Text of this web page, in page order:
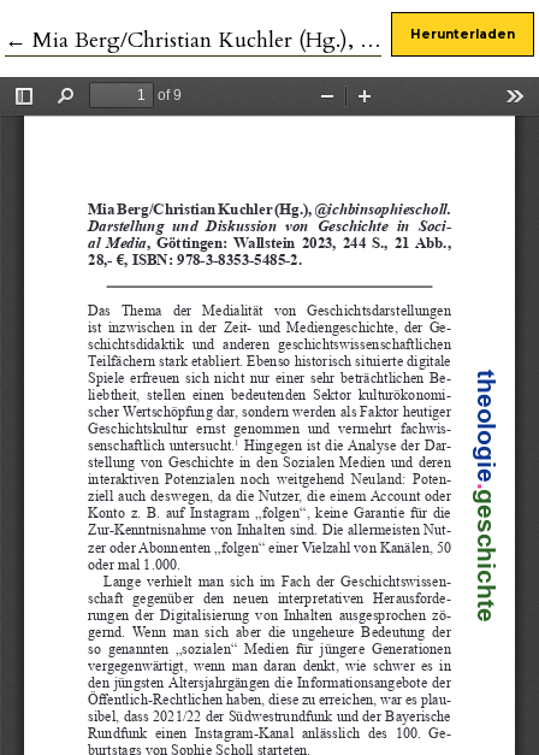
← Zu Artikeldetails zurückkehren
Mia Berg/Christian Kuchler (Hg.), @ichbinsophiescholl. Darstellung und Diskussion von Geschichte in Social Media Herunterladen